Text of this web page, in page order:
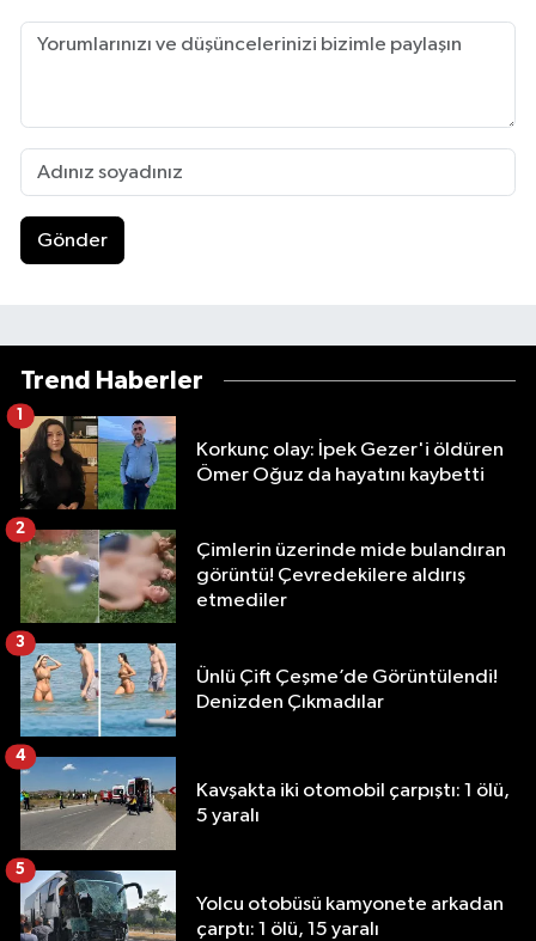
Gönder
Trend Haberler
Korkunç olay: İpek Gezer'i öldüren
Ömer Oğuz da hayatını kaybetti
1
Çimlerin üzerinde mide bulandıran
görüntü! Çevredekilere aldırış
etmediler
2
Ünlü Çift Çeşme’de Görüntülendi!
Denizden Çıkmadılar
3
Kavşakta iki otomobil çarpıştı: 1 ölü,
5 yaralı
4
Yolcu otobüsü kamyonete arkadan
çarptı: 1 ölü, 15 yaralı
5